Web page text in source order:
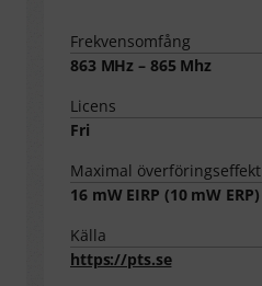
Frekvensomfång
863 MHz – 865 Mhz
Licens
Fri
Maximal överföringseffekt
16mW EIRP (10mW ERP)
Källa
https://pts.se